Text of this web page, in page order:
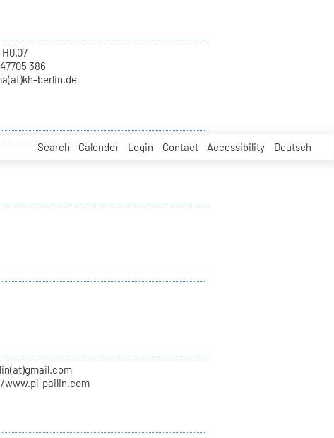
Search Calender Login Contact Accessibility Deutsch
H0.07
386
berlin.de
www.studioswob.de
pailin.com